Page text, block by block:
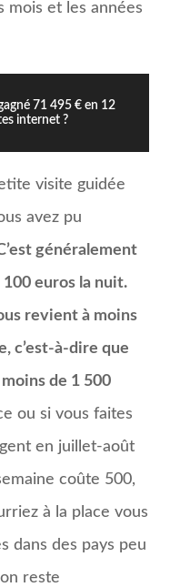
mois et les années
71 495 € en 12
internet ?
visite guidée
avez pu
généralement
euros la nuit.
revient à moins
c’est-à-dire que
de 1 500
ou si vous faites
en juillet-août
coûte 500,
à la place vous
dans des pays peu
reste